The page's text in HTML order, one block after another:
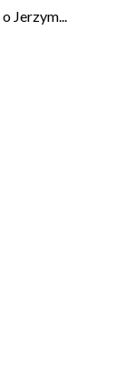
Jerzym...